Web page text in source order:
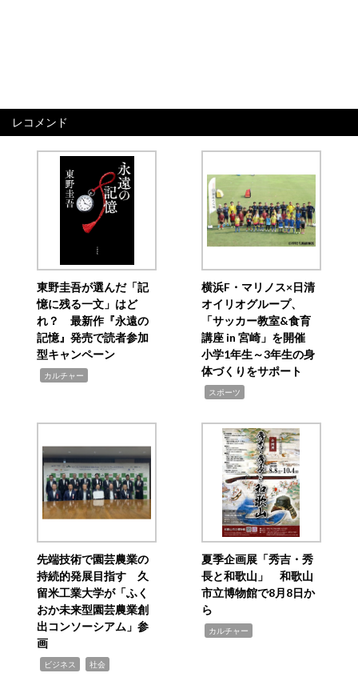
レコメンド
東野圭吾が選んだ「記
憶に残る一文」はど
れ？ 最新作『永遠の
記憶』発売で読者参加
型キャンペーン
カルチャー
横浜F・マリノス×日清
オイリオグループ、
「サッカー教室&食育
講座 in 宮崎」を開催
小学1年生～3年生の身
体づくりをサポート
スポーツ
先端技術で園芸農業の
持続的発展目指す 久
留米工業大学が「ふく
おか未来型園芸農業創
出コンソーシアム」参
画
ビジネス 社会
夏季企画展「秀吉・秀
長と和歌山」 和歌山
市立博物館で8月8日か
ら
カルチャー